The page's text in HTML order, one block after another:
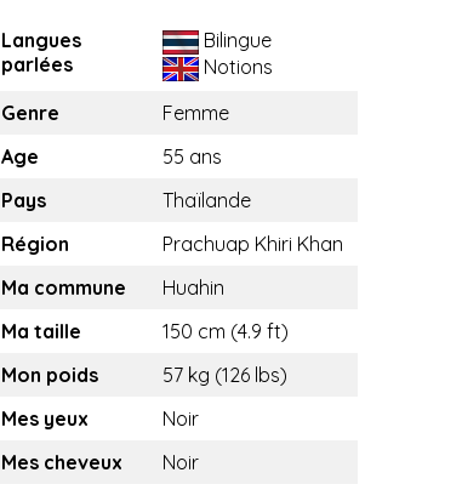
Langues
parlées
Bilingue
Notions
Genre
Femme
Age
55 ans
Pays
Thaïlande
Région
Prachuap Khiri Khan
Ma commune
Huahin
Ma taille
150 cm (4.9 ft)
Mon poids
57 kg (126 lbs)
Mes yeux
Noir
Mes cheveux
Noir